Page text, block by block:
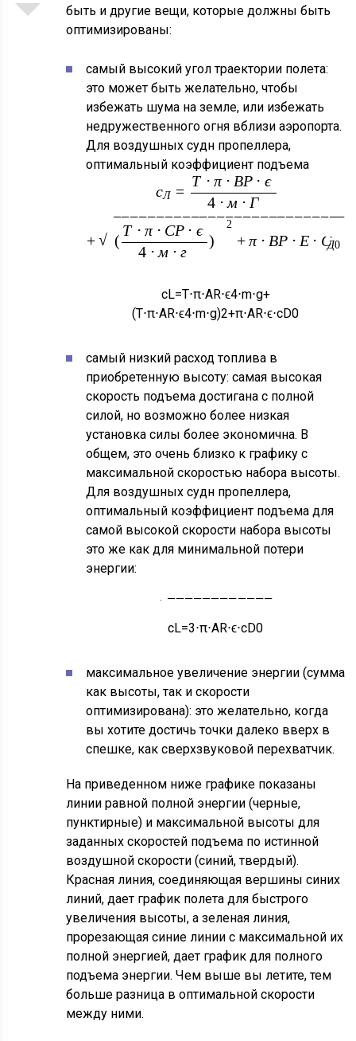
быть и другие вещи, которые должны быть
оптимизированы:
самый высокий угол траектории полета:
это может быть желательно, чтобы
избежать шума на земле, или избежать
недружественного огня вблизи аэропорта.
Для воздушных судн пропеллера,
оптимальный коэффициент подъема
сЛ =
Т ⋅ π ⋅ ВР ⋅ ϵ
4 ⋅ м ⋅ Г
+ (
Т ⋅ π ⋅ СР ⋅ ϵ
4 ⋅ м ⋅ г
)
2
+π ⋅ ВР ⋅ Ε ⋅ СД0
− −
−−−−−−−−−−−−−−−−−−−−−−−−−
√
cL=T⋅π⋅AR⋅ϵ4⋅m⋅g+
(T⋅π⋅AR⋅ϵ4⋅m⋅g)2+π⋅AR⋅ϵ⋅cD0
самый низкий расход топлива в
приобретенную высоту: самая высокая
скорость подъема достигана с полной
силой, но возможно более низкая
установка силы более экономична. В
общем, это очень близко к графику с
максимальной скоростью набора высоты.
Для воздушных судн пропеллера,
оптимальный коэффициент подъема для
самой высокой скорости набора высоты
это же как для минимальной потери
энергии:
3 π π ⋅ AR ⋅ϵ
⋅c
−
−
−−−−−−−−−−−
cL=3⋅π⋅AR⋅ϵ⋅cD0
максимальное увеличение энергии (сумма
как высоты, так и скорости
оптимизирована): это желательно, когда
вы хотите достичь точки далеко вверх в
спешке, как сверхзвуковой перехватчик.
На приведенном ниже графике показаны
линии равной полной энергии (черные,
пунктирные) и максимальной высоты для
заданных скоростей подъема по истинной
воздушной скорости (синий, твердый).
Красная линия, соединяющая вершины синих
линий, дает график полета для быстрого
увеличения высоты, а зеленая линия,
прорезающая синие линии с максимальной их
полной энергией, дает график для полного
подъема энергии. Чем выше вы летите, тем
больше разница в оптимальной скорости
между ними.